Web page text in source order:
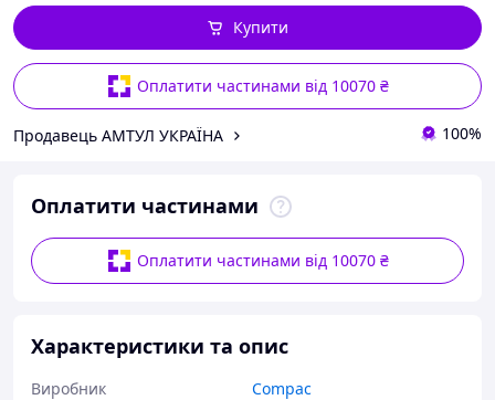
Оплатити частинами від 10070 ₴
Купити
Продавець АМТУЛ УКРАЇНА 100%
Оплатити частинами
Оплатити частинами від 10070 ₴
Характеристики та опис
Виробник
Compac